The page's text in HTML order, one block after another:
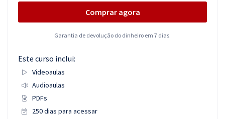
Comprar agora
Garantia de devolução do dinheiro em 7 dias.
Este curso inclui:
Videoaulas
Audioaulas
PDFs
250 dias para acessar